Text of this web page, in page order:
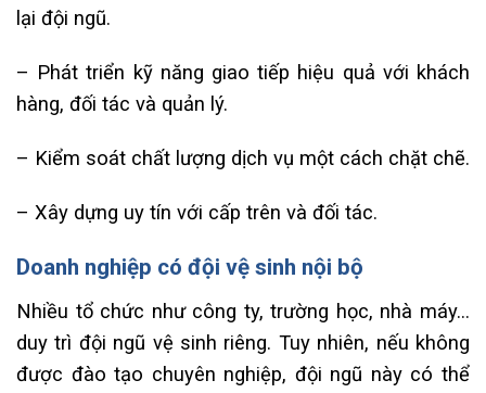
lại đội ngũ.
– Phát triển kỹ năng giao tiếp hiệu quả với khách
hàng, đối tác và quản lý.
– Kiểm soát chất lượng dịch vụ một cách chặt chẽ.
– Xây dựng uy tín với cấp trên và đối tác.
Doanh nghiệp có đội vệ sinh nội bộ
Nhiều tổ chức như công ty, trường học, nhà máy…
duy trì đội ngũ vệ sinh riêng. Tuy nhiên, nếu không
được đào tạo chuyên nghiệp, đội ngũ này có thể